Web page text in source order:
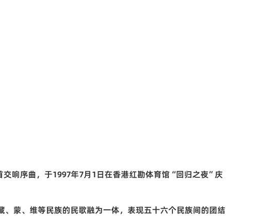
交响序曲，于1997年7月1日在香港红勘体育馆“回归之夜”庆
蒙、维等民族的民歌融为一体，表现五十六个民族间的团结